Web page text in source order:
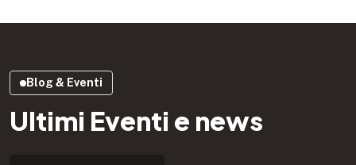
Blog & Eventi
Ultimi Eventi e news